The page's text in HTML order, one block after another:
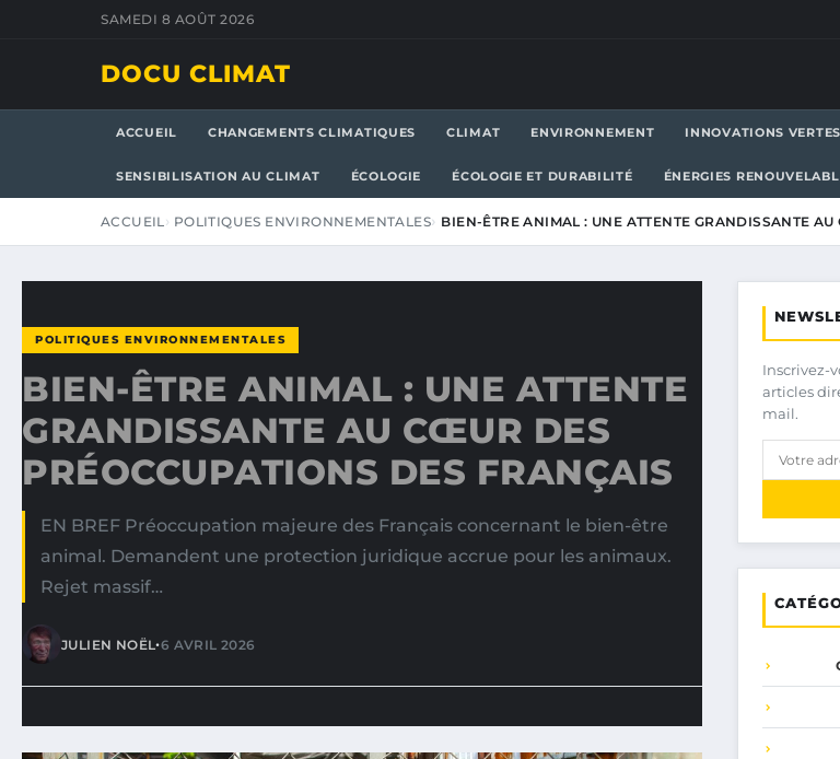
SAMEDI 8 AOÛT 2026
DOCU CLIMAT
ACCUEIL CHANGEMENTS CLIMATIQUES CLIMAT ENVIRONNEMENT INNOVATIONS VERTES
SENSIBILISATION AU CLIMAT ÉCOLOGIE ÉCOLOGIE ET DURABILITÉ ÉNERGIES
ACCUEIL POLITIQUES ENVIRONNEMENTALES BIEN-ÊTRE ANIMAL : UNE ATTENTE GRANDISSANTE
POLITIQUES ENVIRONNEMENTALES
BIEN-ÊTRE ANIMAL : UNE ATTENTE
GRANDISSANTE AU CŒUR DES
PRÉOCCUPATIONS DES FRANÇAIS
EN BREF Préoccupation majeure des Français concernant le bien-être
animal. Demandent une protection juridique accrue pour les animaux.
Rejet massif…
JULIEN NOËL•6 AVRIL 2026
Inscrivez-
articles
mail.